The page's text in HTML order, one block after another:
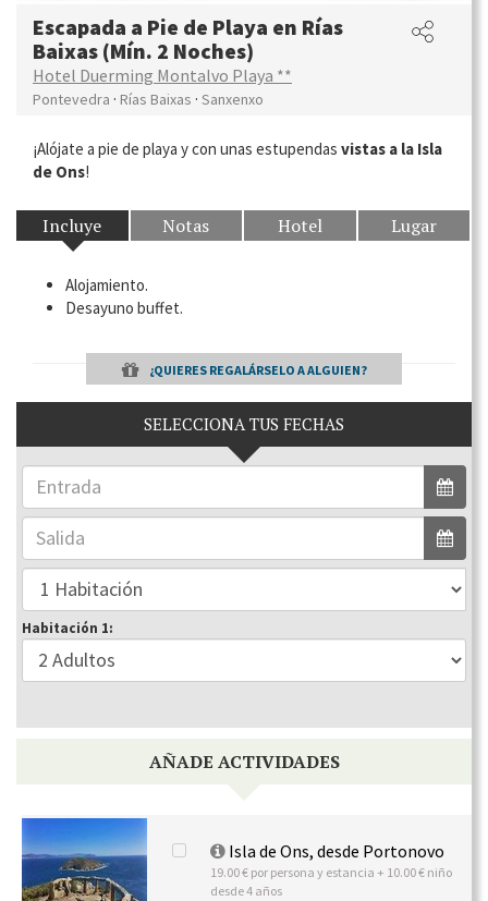
Escapada a Pie de Playa en Rías
Baixas (Mín. 2 Noches)
Hotel Duerming Montalvo Playa **
Pontevedra · Rías Baixas · Sanxenxo
¡Alójate a pie de playa y con unas estupendas vistas a la Isla
de Ons!
Incluye Notas Hotel Lugar
Alojamiento.
Desayuno buffet.
¿QUIERES REGALÁRSELO A ALGUIEN?
SELECCIONA TUS FECHAS
Habitación 1:
AÑADE ACTIVIDADES
Isla de Ons, desde Portonovo
19.00 € por persona y estancia + 10.00 € niño
desde 4 años